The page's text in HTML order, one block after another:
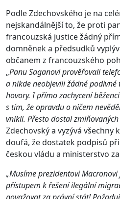
Podle Zdechovského je na
nejskandálnější to, že proti
francouzská justice žádný
domněnek a předsudků
občanem z francouzského
„Panu Saganovi prověřovali
a nikde neobjevili žádné
hovory. I přímo zachycení
s tím, že opravdu o ničem
vnikli. Přesto dostal
Zdechovský a vyzývá všechny
doufá, že dostatek podpisů
českou vládu a ministerstvo
„Musíme prezidentovi
přístupem k řešení ilegální